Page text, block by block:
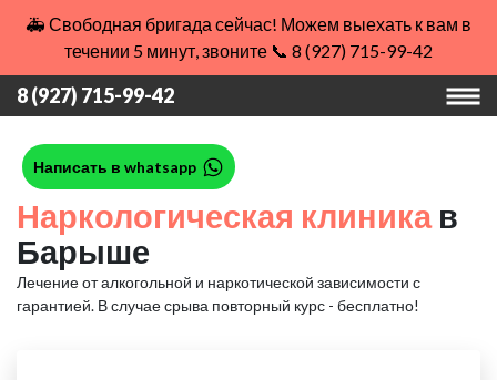
🚑 Свободная бригада сейчас! Можем выехать к вам в
течении 5 минут, звоните 📞 8 (927) 715-99-42
8 (927) 715-99-42
Написать в whatsapp
Наркологическая клиникав
Барыше
Лечение от алкогольной и наркотической зависимости с
гарантией. В случае срыва повторный курс - бесплатно!